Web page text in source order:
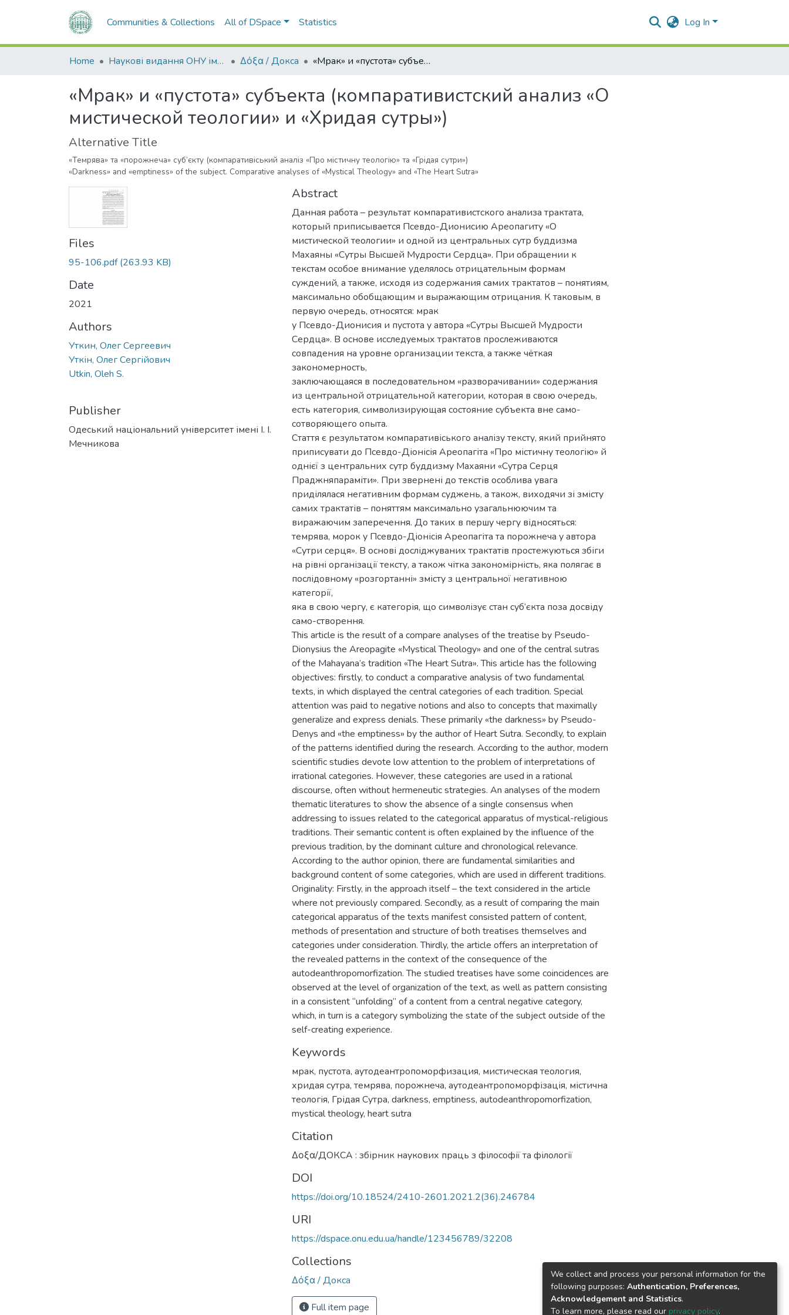
Communities & Collections All of DSpace Statistics Log In
Home Наукові видання ОНУ імені І. І. Мечникова Δόξα / Докса «Мрак» и «пустота» субъекта (компаративистский анализ «О мистической теологии» и «Хридая сутры»)
«Мрак» и «пустота» субъекта (компаративистский анализ «О
мистической теологии» и «Хридая сутры»)
Alternative Title
«Темрява» та «порожнеча» суб’єкту (компаративіський аналіз «Про містичну теологію» та «Грідая сутри»)
«Darkness» and «emptiness» of the subject. Comparative analyses of «Mystical Theology» and «The Heart Sutra»
Files
95-106.pdf(263.93 KB)
Date
2021
Authors
Уткин, Олег Сергеевич
Уткін, Олег Сергійович
Utkin, Oleh S.
Publisher
Одеський національний університет імені І. І.
Мечникова
Abstract
Данная работа – результат компаративистского анализа трактата,
который приписывается Псевдо-Дионисию Ареопагиту «О
мистической теологии» и одной из центральных сутр буддизма
Махаяны «Сутры Высшей Мудрости Сердца». При обращении к
текстам особое внимание уделялось отрицательным формам
суждений, а также, исходя из содержания самих трактатов – понятиям,
максимально обобщающим и выражающим отрицания. К таковым, в
первую очередь, относятся: мрак
у Псевдо-Дионисия и пустота у автора «Сутры Высшей Мудрости
Сердца». В основе исследуемых трактатов прослеживаются
совпадения на уровне организации текста, а также чёткая
закономерность,
заключающаяся в последовательном «разворачивании» содержания
из центральной отрицательной категории, которая в свою очередь,
есть категория, символизирующая состояние субъекта вне само-
сотворяющего опыта.
Стаття є результатом компаративіського аналізу тексту, який прийнято
приписувати до Псевдо-Діонісія Ареопагіта «Про містичну теологію» й
однієї з центральних сутр буддизму Махаяни «Сутра Серця
Праджняпараміти». При звернені до текстів особлива увага
приділялася негативним формам суджень, а також, виходячи зі змісту
самих трактатів – поняттям максимально узагальнюючим та
виражаючим заперечення. До таких в першу чергу відносяться:
темрява, морок у Псевдо-Діонісія Ареопагіта та порожнеча у автора
«Сутри серця». В основі досліджуваних трактатів простежуються збіги
на рівні організації тексту, а також чітка закономірність, яка полягає в
послідовному «розгортанні» змісту з центральної негативною
категорії,
яка в свою чергу, є категорія, що символізує стан суб’єкта поза досвіду
само-створення.
This article is the result of a compare analyses of the treatise by Pseudo-
Dionysius the Areopagite «Mystical Theology» and one of the central sutras
of the Mahayana’s tradition «The Heart Sutra». This article has the following
objectives: firstly, to conduct a comparative analysis of two fundamental
texts, in which displayed the central categories of each tradition. Special
attention was paid to negative notions and also to concepts that maximally
generalize and express denials. These primarily «the darkness» by Pseudo-
Denys and «the emptiness» by the author of Heart Sutra. Secondly, to explain
of the patterns identified during the research. According to the author, modern
scientific studies devote low attention to the problem of interpretations of
irrational categories. However, these categories are used in a rational
discourse, often without hermeneutic strategies. An analyses of the modern
thematic literatures to show the absence of a single consensus when
addressing to issues related to the categorical apparatus of mystical-religious
traditions. Their semantic content is often explained by the influence of the
previous tradition, by the dominant culture and chronological relevance.
According to the author opinion, there are fundamental similarities and
background content of some categories, which are used in different traditions.
Originality: Firstly, in the approach itself – the text considered in the article
where not previously compared. Secondly, as a result of comparing the main
categorical apparatus of the texts manifest consisted pattern of content,
methods of presentation and structure of both treatises themselves and
categories under consideration. Thirdly, the article offers an interpretation of
the revealed patterns in the context of the consequence of the
autodeanthropomorfization. The studied treatises have some coincidences are
observed at the level of organization of the text, as well as pattern consisting
in a consistent “unfolding” of a content from a central negative category,
which, in turn is a category symbolizing the state of the subject outside of the
self-creating experience.
Keywords
мрак, пустота, аутодеантропоморфизация, мистическая теология,
хридая сутра, темрява, порожнеча, аутодеантропоморфізація, містична
теологія, Грідая Сутра, darkness, emptiness, autodeanthropomorfization,
mystical theology, heart sutra
Citation
Δοξα/ДОКСА : збірник наукових праць з філософії та філології
DOI
https://doi.org/10.18524/2410-2601.2021.2(36).246784
URI
https://dspace.onu.edu.ua/handle/123456789/32208
Collections
Δόξα / Докса
Full item page
We collect and process your personal information for the
following purposes: Authentication, Preferences,
Acknowledgement and Statistics.
To learn more, please read our privacy policy.